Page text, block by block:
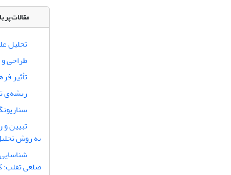
مقالات پر
تحلیل
طراحی
تأثیر
ریشه‌‌ی
تبیین
به روش
ضلعی تقلب: